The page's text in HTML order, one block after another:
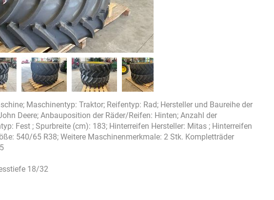
Maschinentyp: Traktor; Reifentyp: Rad; Hersteller und Baureihe der
Deere; Anbauposition der Räder/Reifen: Hinten; Anzahl der
Fest ; Spurbreite (cm): 183; Hinterreifen Hersteller: Mitas ; Hinterreifen
540/65 R38; Weitere Maschinenmerkmale: 2 Stk. Kompletträder
18/32